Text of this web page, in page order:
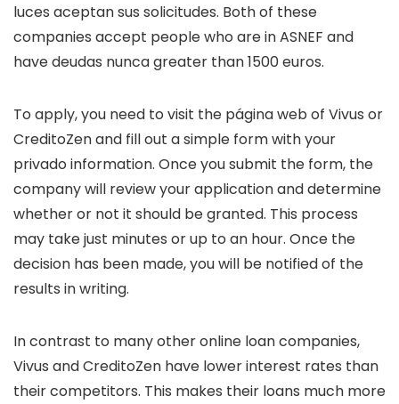
luces aceptan sus solicitudes. Both of these
companies accept people who are in ASNEF and
have deudas nunca greater than 1500 euros.
To apply, you need to visit the página web of Vivus or
CreditoZen and fill out a simple form with your
privado information. Once you submit the form, the
company will review your application and determine
whether or not it should be granted. This process
may take just minutes or up to an hour. Once the
decision has been made, you will be notified of the
results in writing.
In contrast to many other online loan companies,
Vivus and CreditoZen have lower interest rates than
their competitors. This makes their loans much more